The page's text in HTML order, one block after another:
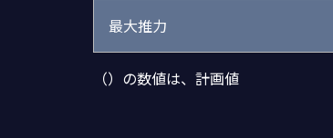
最大推力
（）の数値は、計画値